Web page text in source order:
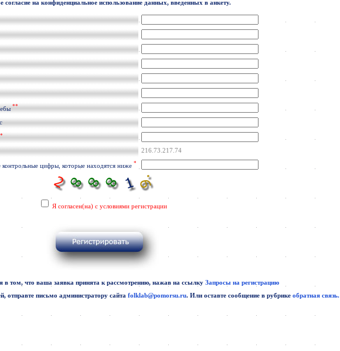
согласие на конфиденциальное использование данных, введенных в анкету.
**
*
216.73.217.74
контрольные цифры, которые находятся ниже *
Я согласен(на) с условиями регистрации
в том, что ваша заявка принята к рассмотрению, нажав на ссылку Запросы на регистрацию
отправте письмо администратору сайта folklab@pomorsu.ru. Или оставте сообщение в рубрике обратная связь.